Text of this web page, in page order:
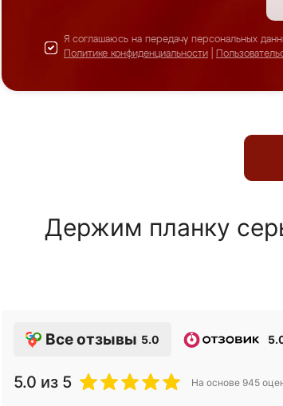
Я соглашаюсь на передачу персональных
Политике конфиденциальности
Держим планку
Все отзывы 5.0
5.0 из 5 На основе 945